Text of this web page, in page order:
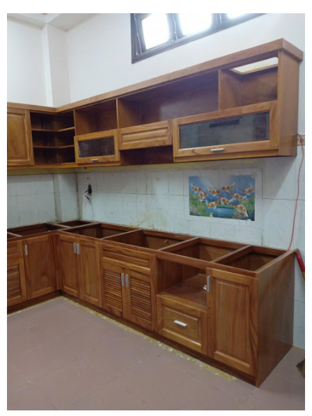
mang đến giải pháp tháo ráp giường tủ trọn gói chuyên nghiệp,
cam kết bảo vệ vẹn nguyên tài sản và giúp gia đình bạn an cư
nhanh chóng. Quý khách hàng cần khảo sát địa hình hẻm sâu và
nhận bảng báo giá tốt nhất hãy gọi ngay hotline hỗ trợ liên tục qua
số 0913 371 378 hoặc 0972 366 628 để nhận phản hồi siêu tốc từ